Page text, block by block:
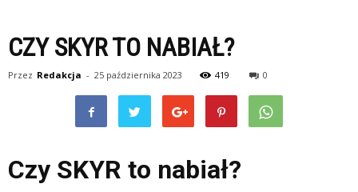
CZY SKYR TO NABIAŁ?
Przez Redakcja - 25 października 2023 419 0
Czy SKYR to nabiał?